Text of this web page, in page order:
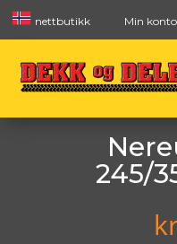
nettbutikk Min konto
245/